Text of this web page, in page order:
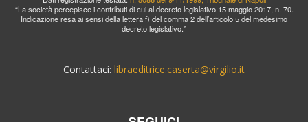
“La società percepisce i contributi di cui al decreto legislativo 15 maggio 2017, n. 70.
Indicazione resa ai sensi della lettera f) del comma 2 dell’articolo 5 del medesimo
decreto legislativo.”
Contattaci: libraeditrice.caserta@virgilio.it